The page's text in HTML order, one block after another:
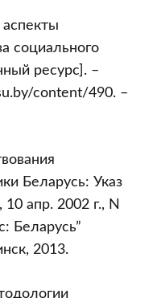
социального
ресурс]. –
content/490. –
Беларусь: Указ
апр. 2002 г., N
Беларусь”
2013.